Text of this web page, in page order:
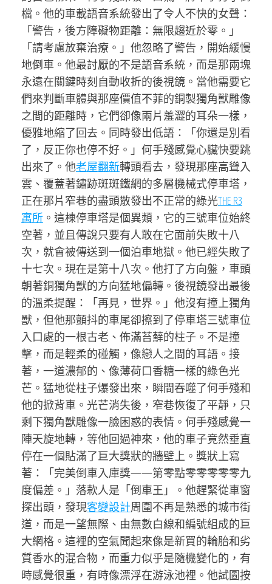
檔。他的車載語音系統發出了令人不快的女聲：
「警告，後方障礙物距離：無限趨近於零。」
「請考慮放棄治療。」他忽略了警告，開始緩慢
地倒車。他最討厭的不是語音系統，而是那兩塊
永遠在關鍵時刻自動收折的後視鏡。當他需要它
們來判斷車體與那座價值不菲的銅製獨角獸雕像
之間的距離時，它們卻像兩片羞澀的耳朵一樣，
優雅地縮了回去。同時發出低語：「你還是別看
了，反正你也停不好。」何手殘感覺心臟快要跳
出來了。他老屋翻新轉頭看去，發現那座高聳入
雲、覆蓋著鏽跡斑斑鐵網的多層機械式停車塔，
正在那片窄巷的盡頭散發出不正常的綠光THE R3
寓所 。這棟停車塔是個異類，它的三號車位始終
空著，並且傳說只要有人敢在它面前失敗十八
次，就會被傳送到一個泊車地獄。他已經失敗了
十七次。現在是第十八次。他打了方向盤，車頭
朝著銅獨角獸的方向猛地偏轉。後視鏡發出最後
的溫柔提醒：「再見，世界。」他沒有撞上獨角
獸，但他那顫抖的車尾卻擦到了停車塔三號車位
入口處的一根古老、佈滿苔蘚的柱子。不是撞
擊，而是輕柔的碰觸，像戀人之間的耳語。接
著，一道濃郁的、像薄荷口香糖一樣的綠色光
芒。猛地從柱子爆發出來，瞬間吞噬了何手殘和
他的掀背車。光芒消失後，窄巷恢復了平靜，只
剩下獨角獸雕像一臉困惑的表情。何手殘感覺一
陣天旋地轉，等他回過神來，他的車子竟然垂直
停在一個貼滿了巨大獎狀的牆壁上。獎狀上寫
著：「完美倒車入庫獎——第零點零零零零零九
度偏差。」落款人是「倒車王」。他趕緊從車窗
探出頭，發現客變設計周圍不再是熟悉的城市街
道，而是一望無際、由無數白線和編號組成的巨
大網格。這裡的空氣聞起來像是新買的輪胎和劣
質香水的混合物，而重力似乎是隨機變化的，有
時感覺很重，有時像漂浮在游泳池裡。他試圖按